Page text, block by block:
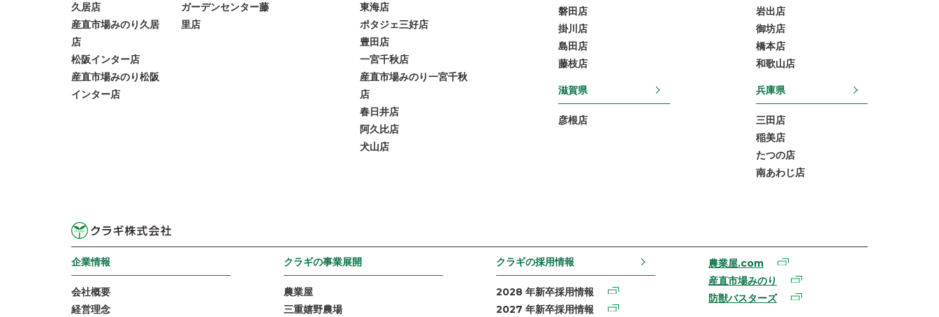
久居店
産直市場みのり久居
店
松阪インター店
産直市場みのり松阪
インター店
ガーデンセンター藤
里店
東海店
ポタジェ三好店
豊田店
一宮千秋店
産直市場みのり一宮千秋
店
春日井店
阿久比店
犬山店
磐田店
掛川店
島田店
藤枝店
滋賀県
彦根店
岩出店
御坊店
橋本店
和歌山店
兵庫県
三田店
稲美店
たつの店
南あわじ店
企業情報
会社概要
経営理念
クラギの事業展開
農業屋
三重嬉野農場
クラギの採用情報
2028 年新卒採用情報
2027 年新卒採用情報
農業屋.com
産直市場みのり
防獣バスターズ